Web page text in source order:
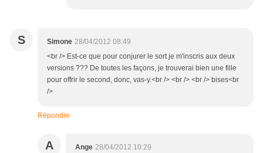
S Simone 28/04/2012 08:49
<br /> Est-ce que pour conjurer le sort je m'inscris aux deux
versions ??? De toutes les façons, je trouverai bien une fille
pour offrir le second, donc, vas-y.<br /> <br /> <br /> bises<br
/>
Répondre
A Ange 28/04/2012 10:29